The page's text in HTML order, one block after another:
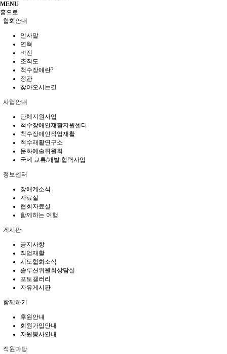
MENU
홈으로
협회안내
인사말
연혁
비전
조직도
척수장애란?
정관
찾아오시는길
사업안내
단체지원사업
척수장애인재활지원센터
척수장애인직업재활
척수재활연구소
문화예술위원회
국제 교류/개발 협력사업
정보센터
장애계소식
자료실
협회자료실
함께하는 여행
게시판
공지사항
직업재활
시도협회소식
솔루션위원회상담실
포토갤러리
자유게시판
함께하기
후원안내
회원가입안내
자원봉사안내
직원마당